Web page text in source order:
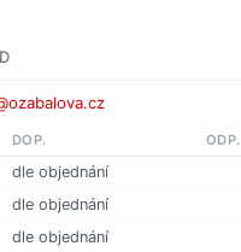
DOP. ODP.
dle objednání
dle objednání
dle objednání